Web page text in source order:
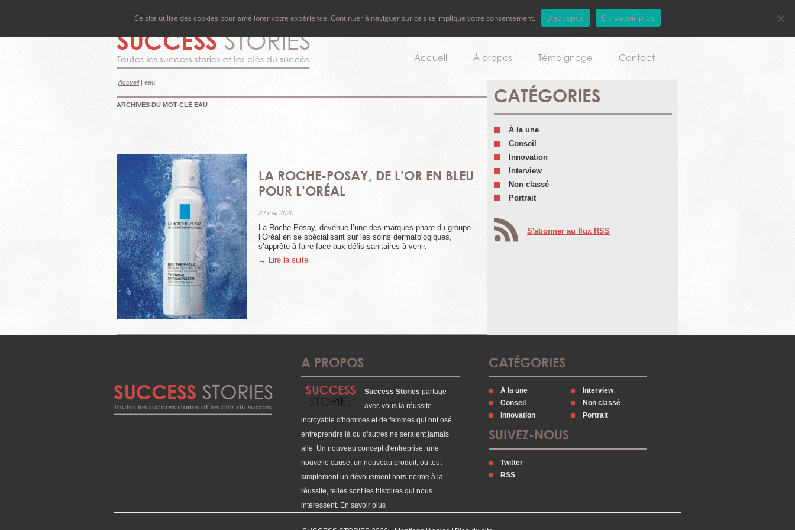
Aller au contenu principal
Accueil À propos Témoignage Contact
Accueil| eau
ARCHIVES DU MOT-CLÉ EAU
LA ROCHE-POSAY, DE L’OR EN BLEU
POUR L’ORÉAL
22 mai 2020
La Roche-Posay, devenue l’une des marques phare du groupe
l’Oréal en se spécialisant sur les soins dermatologiques,
s’apprête à faire face aux défis sanitaires à venir.
→ Lire la suite
CATÉGORIES
À la une
Conseil
Innovation
Interview
Non classé
Portrait
S'abonner au flux RSS
A PROPOS
Success Stories partage
avec vous la réussite
incroyable d'hommes et de femmes qui ont osé
entreprendre là ou d'autres ne seraient jamais
allé: Un nouveau concept d'entreprise, une
nouvelle cause, un nouveau produit, ou tout
simplement un dévouement hors-norme à la
réussite, telles sont les histoires qui nous
intéressent. En savoir plus
CATÉGORIES
À la une
Conseil
Innovation
Interview
Non classé
Portrait
SUIVEZ-NOUS
Twitter
RSS
Ce site utilise des cookies pour améliorer votre expérience. Continuer à naviguer sur ce site implique votre consentement. J'accepte En savoir plus